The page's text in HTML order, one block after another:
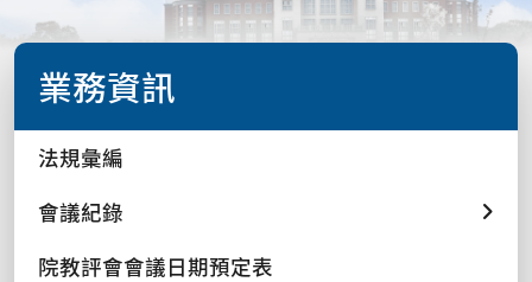
業務資訊
法規彙編
會議紀錄
院教評會會議日期預定表